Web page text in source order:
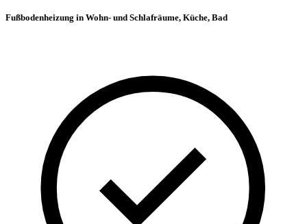
Fußbodenheizung in Wohn- und Schlafräume, Küche, Bad